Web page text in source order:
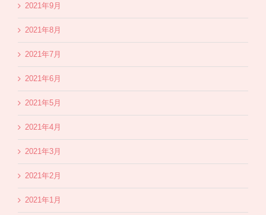
2021年9月
2021年8月
2021年7月
2021年6月
2021年5月
2021年4月
2021年3月
2021年2月
2021年1月